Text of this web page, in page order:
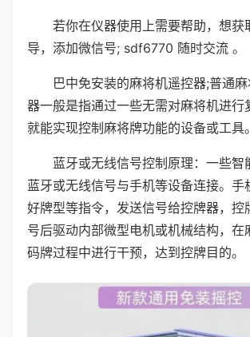
若你在仪器使用上需要帮助，想获
导，添加微信号; sdf6770 随时交流 。
巴中免安装的麻将机遥控器;普通
器一般是指通过一些无需对麻将机进行
就能实现控制麻将牌功能的设备或工具。
蓝牙或无线信号控制原理：一些智
蓝牙或无线信号与手机等设备连接。手
好牌型等指令，发送信号给控牌器，控
号后驱动内部微型电机或机械结构，在
码牌过程中进行干预，达到控牌目的。